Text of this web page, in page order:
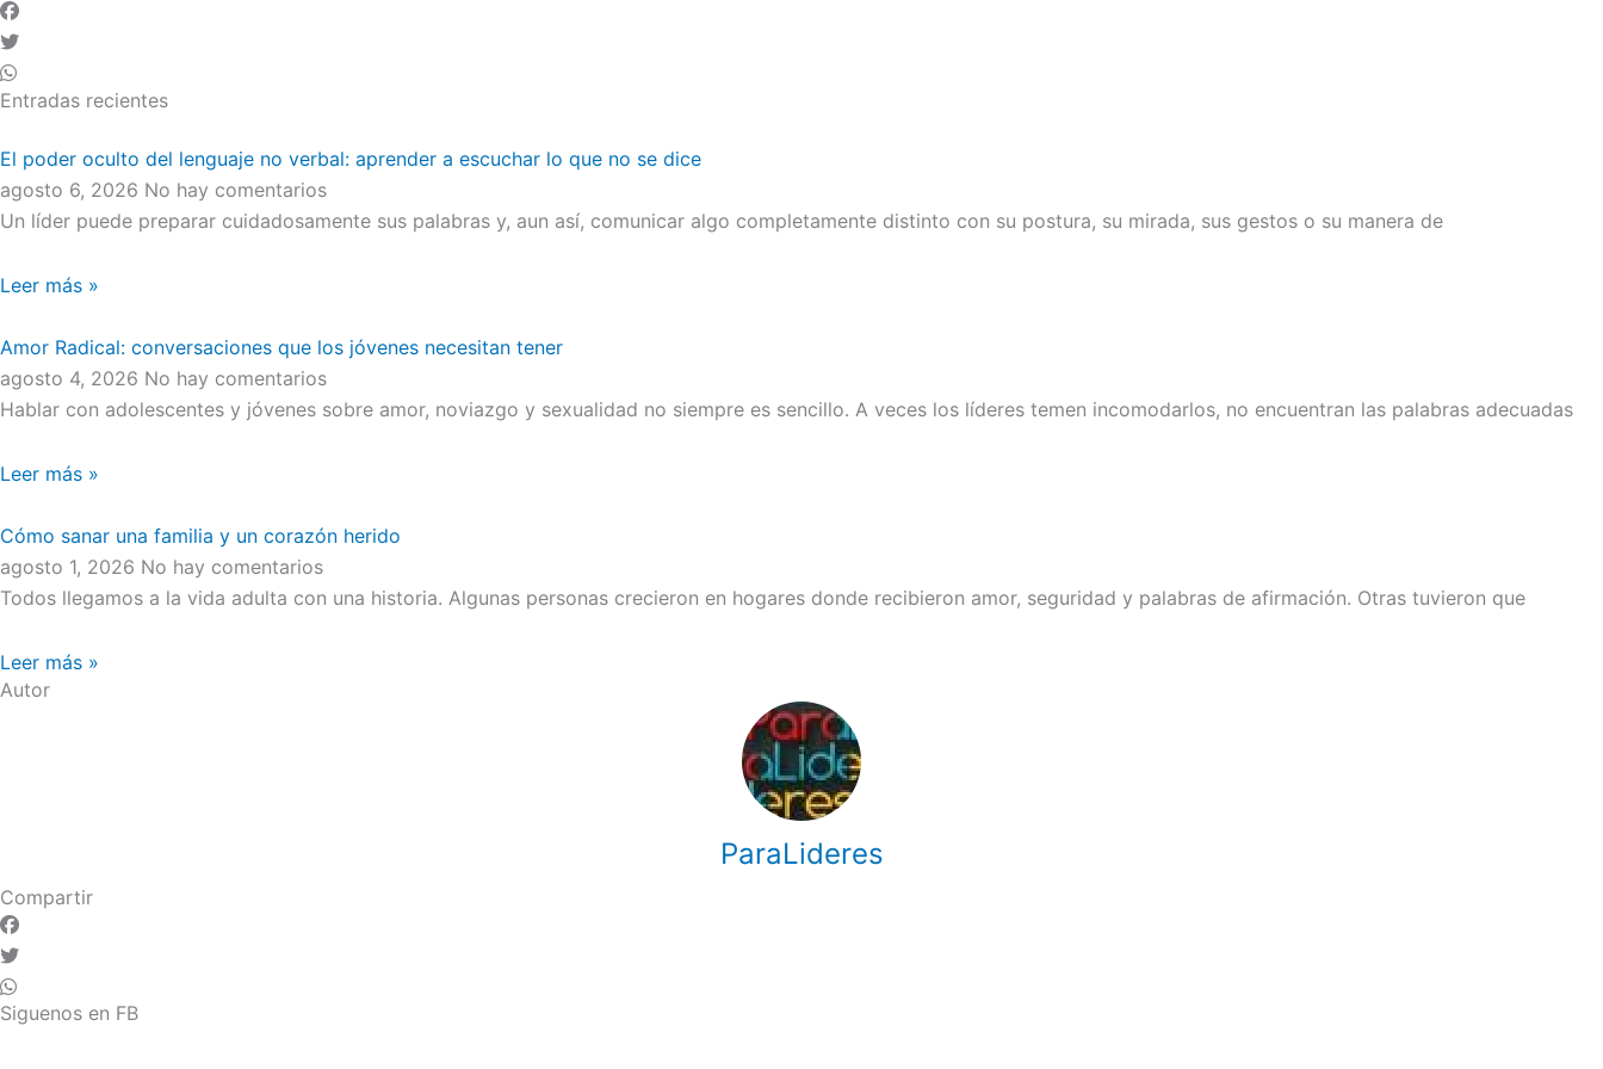
Entradas recientes
El poder oculto del lenguaje no verbal: aprender a escuchar lo que no se dice
agosto 6, 2026 No hay comentarios
Un líder puede preparar cuidadosamente sus palabras y, aun así, comunicar algo completamente distinto con su postura, su mirada, sus gestos o su manera de
Leer más »
Amor Radical: conversaciones que los jóvenes necesitan tener
agosto 4, 2026 No hay comentarios
Hablar con adolescentes y jóvenes sobre amor, noviazgo y sexualidad no siempre es sencillo. A veces los líderes temen incomodarlos, no encuentran las palabras adecuadas
Leer más »
Cómo sanar una familia y un corazón herido
agosto 1, 2026 No hay comentarios
Todos llegamos a la vida adulta con una historia. Algunas personas crecieron en hogares donde recibieron amor, seguridad y palabras de afirmación. Otras tuvieron que
Leer más »
Autor
ParaLideres
Compartir
Siguenos en FB